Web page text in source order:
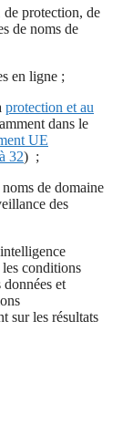
de protection, de
de noms de
en ligne ;
protection et au
dans le
UE
32) ;
de domaine
des
conditions
et
sur les résultats